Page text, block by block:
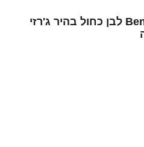
ילדים ישראל Ben Zuares #0 לבן כחול בהיר ג'רזי